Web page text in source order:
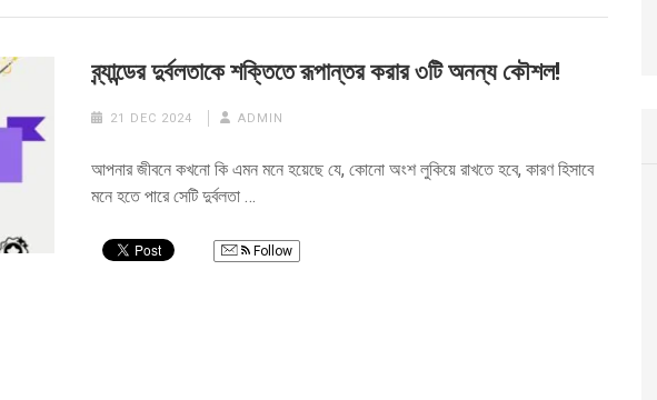
ব্র্যান্ডের দুর্বলতাকে শক্তিতে রূপান্তর করার ৩টি অনন্য কৌশল!
21 DEC 2024 ADMIN
আপনার জীবনে কখনো কি এমন মনে হয়েছে যে, কোনো অংশ লুকিয়ে রাখতে হবে, কারণ হিসাবে
মনে হতে পারে সেটি দুর্বলতা …
Follow